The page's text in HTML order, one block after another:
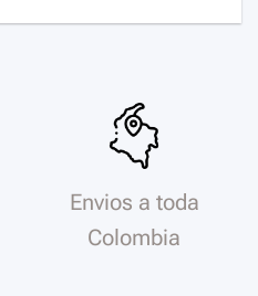
Envios a toda
Colombia